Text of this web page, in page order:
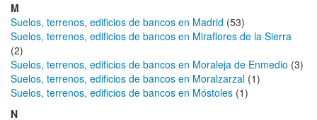
M
Suelos, terrenos, edificios de bancos en Madrid (53)
Suelos, terrenos, edificios de bancos en Miraflores de la Sierra
(2)
Suelos, terrenos, edificios de bancos en Moraleja de Enmedio (3)
Suelos, terrenos, edificios de bancos en Moralzarzal (1)
Suelos, terrenos, edificios de bancos en Móstoles (1)
N